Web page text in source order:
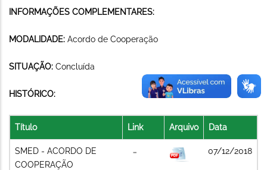
INFORMAÇÕES COMPLEMENTARES:
MODALIDADE: Acordo de Cooperação
SITUAÇÃO: Concluída
HISTÓRICO:
Título Link Arquivo Data
SMED - ACORDO DE
COOPERAÇÃO
07/12/2018